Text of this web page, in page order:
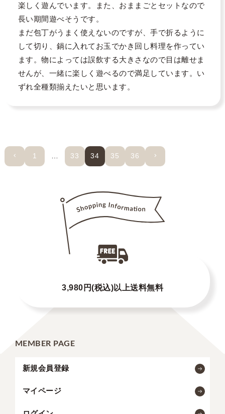
楽しく遊んでいます。また、おままごとセットなので
長い期間遊べそうです。
まだ包丁がうまく使えないのですが、手で折るように
して切り、鍋に入れてお玉でかき回し料理を作ってい
ます。物によっては誤飲する大きさなので目は離せま
せんが、一緒に楽しく遊べるので満足しています。い
ずれ全種類揃えたいと思います。
1 … 33 34 35 36
3,980円(税込)以上送料無料
MEMBER PAGE
新規会員登録
マイページ